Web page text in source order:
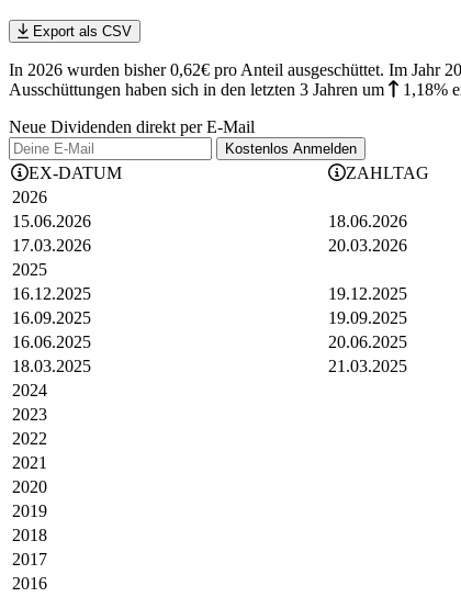
Export als CSV
In 2026 wurden bisher 0,62€ pro Anteil ausgeschüttet. Im Jahr
Ausschüttungen haben sich in den letzten 3 Jahren um 1,18%
Neue Dividenden direkt per E-Mail
Kostenlos Anmelden
EX-DATUM ZAHLTAG
2026
15.06.2026
18.06.2026
17.03.2026
20.03.2026
2025
16.12.2025
19.12.2025
16.09.2025
19.09.2025
16.06.2025
20.06.2025
18.03.2025
21.03.2025
2024
2023
2022
2021
2020
2019
2018
2017
2016